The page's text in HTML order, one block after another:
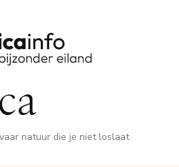
natuur die je niet loslaat